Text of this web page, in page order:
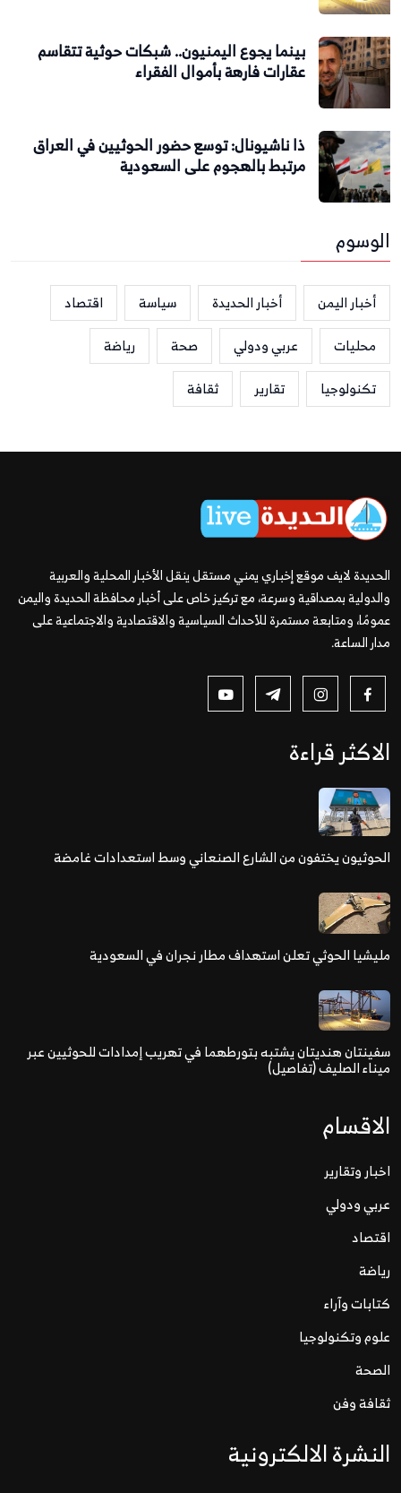
بينما يجوع اليمنيون.. شبكات حوثية تتقاسم
عقارات فارهة بأموال الفقراء
ذا ناشيونال: توسع حضور الحوثيين في العراق
مرتبط بالهجوم على السعودية
الوسوم
أخبار اليمن أخبار الحديدة سياسة
اقتصاد
محليات
عربي ودولي صحة
رياضة
تكنولوجيا
تقارير ثقافة
الحديدة لايف موقع إخباري يمني مستقل ينقل الأخبار المحلية والعربية
والدولية بمصداقية وسرعة، مع تركيز خاص على أخبار محافظة الحديدة واليمن
عمومًا، ومتابعة مستمرة للأحداث السياسية والاقتصادية والاجتماعية على
مدار الساعة.
الاكثر قراءة
الحوثيون يختفون من الشارع الصنعاني وسط استعدادات غامضة
مليشيا الحوثي تعلن استهداف مطار نجران في السعودية
سفينتان هنديتان يشتبه بتورطهما في تهريب إمدادات للحوثيين عبر
ميناء الصليف (تفاصيل)
الاقسام
اخبار وتقارير
عربي ودولي
اقتصاد
رياضة
كتابات وآراء
علوم وتكنولوجيا
الصحة
ثقافة وفن
النشرة الالكترونية